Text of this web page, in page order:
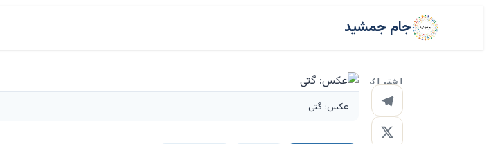
جام جمشید
اشتراک
عکس: گتی